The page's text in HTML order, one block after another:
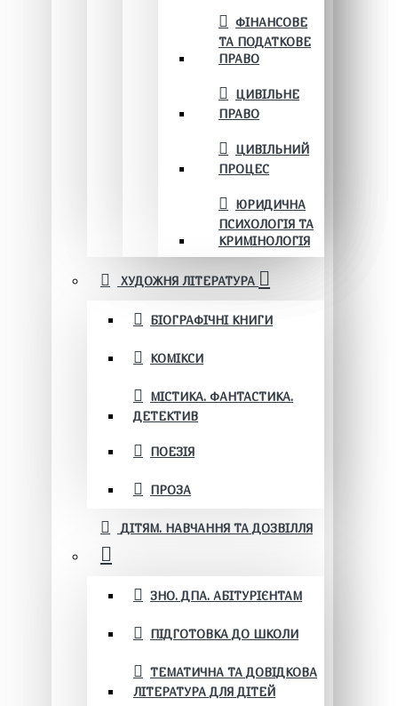
ФІНАНСОВЕ
ТА ПОДАТКОВЕ
ПРАВО
ЦИВІЛЬНЕ
ПРАВО
ЦИВІЛЬНИЙ
ПРОЦЕС
ЮРИДИЧНА
ПСИХОЛОГІЯ ТА
КРИМІНОЛОГІЯ
ХУДОЖНЯ ЛІТЕРАТУРА
БІОГРАФІЧНІ КНИГИ
КОМІКСИ
МІСТИКА. ФАНТАСТИКА.
ДЕТЕКТИВ
ПОЕЗІЯ
ПРОЗА
ДІТЯМ. НАВЧАННЯ ТА ДОЗВІЛЛЯ
ЗНО. ДПА. АБІТУРІЄНТАМ
ПІДГОТОВКА ДО ШКОЛИ
ТЕМАТИЧНА ТА ДОВІДКОВА
ЛІТЕРАТУРА ДЛЯ ДІТЕЙ